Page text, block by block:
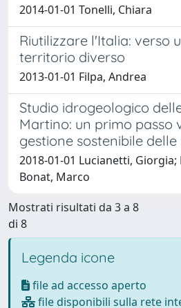
2014-01-01 Tonelli, Chiara
Riutilizzare l'Italia: verso
territorio diverso
2013-01-01 Filpa, Andrea
Studio idrogeologico
Martino: un primo passo
gestione sostenibile
2018-01-01 Lucianetti,
Bonat, Marco
Mostrati risultati da 3 a 8
di 8
Legenda icone
file ad accesso aperto
file disponibili sulla rete